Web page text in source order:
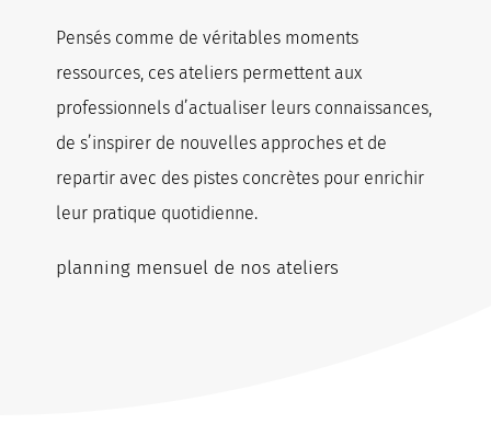
Pensés comme de véritables moments
ressources, ces ateliers permettent aux
professionnels d’actualiser leurs connaissances,
de s’inspirer de nouvelles approches et de
repartir avec des pistes concrètes pour enrichir
leur pratique quotidienne.
planning mensuel de nos ateliers